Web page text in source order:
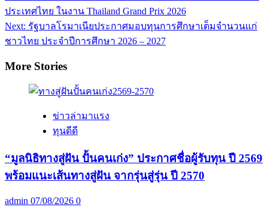
navigation
ประเทศไทย ในงาน Thailand Grand Prix 2026
Next: รัฐบาลโรมาเนียประกาศมอบทุนการศึกษาเต็มจำนวนแก่
ชาวไทย ประจำปีการศึกษา 2026 – 2027
More Stories
ข่าวล่ามาแรง
ทุนดีดี
“มูลนิธิทางสู่ฝัน ปั้นคนเก่ง” ประกาศชื่อผู้รับทุน ปี 2569
พร้อมแนะเส้นทางสู่ฝัน จากรุ่นสู่รุ่น ปี 2570
admin 07/08/2026 0